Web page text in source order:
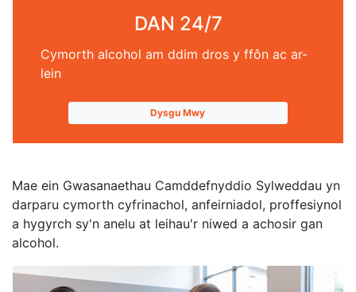
DAN 24/7
Cymorth alcohol am ddim dros y ffôn ac ar-
lein
Dysgu Mwy
Mae ein Gwasanaethau Camddefnyddio Sylweddau yn
darparu cymorth cyfrinachol, anfeirniadol, proffesiynol
a hygyrch sy'n anelu at leihau'r niwed a achosir gan
alcohol.